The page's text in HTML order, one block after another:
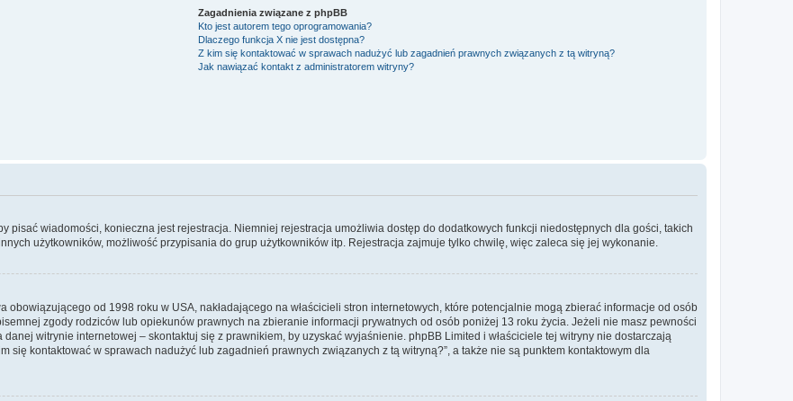
Zagadnienia związane z phpBB
Kto jest autorem tego oprogramowania?
Dlaczego funkcja X nie jest dostępna?
Z kim się kontaktować w sprawach nadużyć lub zagadnień prawnych związanych z tą witryną?
Jak nawiązać kontakt z administratorem witryny?
pisać wiadomości, konieczna jest rejestracja. Niemniej rejestracja umożliwia dostęp do dodatkowych funkcji niedostępnych dla gości, takich
użytkowników, możliwość przypisania do grup użytkowników itp. Rejestracja zajmuje tylko chwilę, więc zaleca się jej wykonanie.
obowiązującego od 1998 roku w USA, nakładającego na właścicieli stron internetowych, które potencjalnie mogą zbierać informacje od osób
zgody rodziców lub opiekunów prawnych na zbieranie informacji prywatnych od osób poniżej 13 roku życia. Jeżeli nie masz pewności
witrynie internetowej – skontaktuj się z prawnikiem, by uzyskać wyjaśnienie. phpBB Limited i właściciele tej witryny nie dostarczają
się kontaktować w sprawach nadużyć lub zagadnień prawnych związanych z tą witryną?”, a także nie są punktem kontaktowym dla